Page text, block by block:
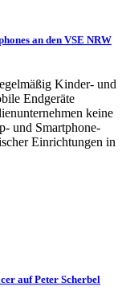
an den VSE NRW
Kinder- und
Endgeräte
keine
und Smartphone-
Einrichtungen in
auf Peter Scherbel